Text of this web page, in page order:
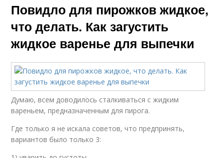
Повидло для пирожков жидкое,
что делать. Как загустить
жидкое варенье для выпечки
Думаю, всем доводилось сталкиваться с жидким
вареньем, предназначенным для пирога.
Где только я не искала советов, что предпринять,
вариантов было только 3: